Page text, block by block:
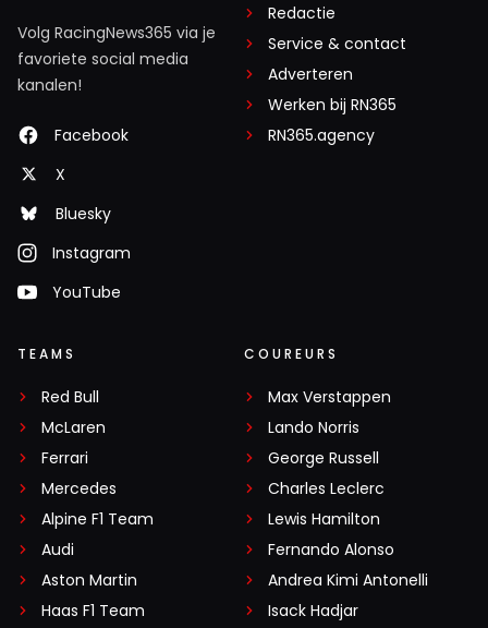
Volg RacingNews365 via je
favoriete social media
kanalen!
Facebook
X
Bluesky
Instagram
YouTube
Redactie
Service & contact
Adverteren
Werken bij RN365
RN365.agency
TEAMS
Red Bull
McLaren
Ferrari
Mercedes
Alpine F1 Team
Audi
Aston Martin
Haas F1 Team
COUREURS
Max Verstappen
Lando Norris
George Russell
Charles Leclerc
Lewis Hamilton
Fernando Alonso
Andrea Kimi Antonelli
Isack Hadjar